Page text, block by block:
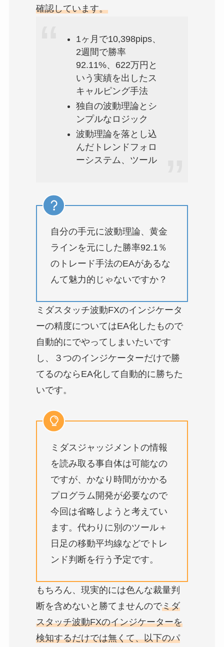
確認しています。
1ヶ月で10,398pips、
2週間で勝率
92.11%、622万円と
いう実績を出したス
キャルピング手法
独自の波動理論とシ
ンプルなロジック
波動理論を落とし込
んだトレンドフォロ
ーシステム、ツール
自分の手元に波動理論、黄金
ラインを元にした勝率92.1％
のトレード手法のEAがあるな
んて魅力的じゃないですか？
ミダスタッチ波動FXのインジケータ
ーの精度についてはEA化したもので
自動的にでやってしまいたいです
し、３つのインジケーターだけで勝
てるのならEA化して自動的に勝ちた
いです。
ミダスジャッジメントの情報
を読み取る事自体は可能なの
ですが、かなり時間がかかる
プログラム開発が必要なので
今回は省略しようと考えてい
ます。代わりに別のツール＋
日足の移動平均線などでトレ
ンド判断を行う予定です。
もちろん、現実的には色んな裁量判
断を含めないと勝てませんのでミダ
スタッチ波動FXのインジケーターを
検知するだけでは無くて、以下のパ